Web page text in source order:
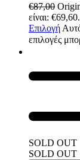
€87,00
είναι: €69,60.
Επιλογή
επιλογές
SOLD OUT
SOLD OUT